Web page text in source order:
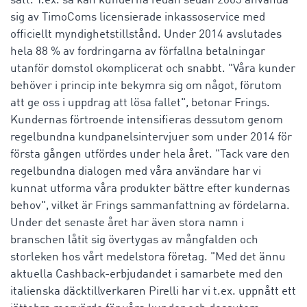
sig av TimoComs licensierade inkassoservice med
officiellt myndighetstillstånd. Under 2014 avslutades
hela 88 % av fordringarna av förfallna betalningar
utanför domstol okomplicerat och snabbt. "Våra kunder
behöver i princip inte bekymra sig om något, förutom
att ge oss i uppdrag att lösa fallet", betonar Frings.
Kundernas förtroende intensifieras dessutom genom
regelbundna kundpanelsintervjuer som under 2014 för
första gången utfördes under hela året. "Tack vare den
regelbundna dialogen med våra användare har vi
kunnat utforma våra produkter bättre efter kundernas
behov", vilket är Frings sammanfattning av fördelarna.
Under det senaste året har även stora namn i
branschen låtit sig övertygas av mångfalden och
storleken hos vårt medelstora företag. "Med det ännu
aktuella Cashback-erbjudandet i samarbete med den
italienska däcktillverkaren Pirelli har vi t.ex. uppnått ett